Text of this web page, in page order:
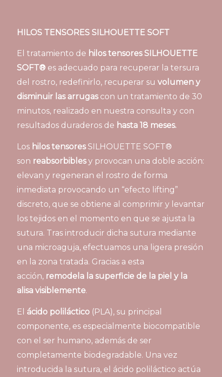
HILOS TENSORES SILHOUETTE SOFT
El tratamiento de hilos tensores SILHOUETTE
SOFT®es adecuado para recuperar la tersura
del rostro, redefinirlo, recuperar su volumen y
disminuir las arrugas con un tratamiento de 30
minutos, realizado en nuestra consulta y con
resultados duraderos de hasta 18 meses.
Los hilos tensoresSILHOUETTE SOFT®
son reabsorbiblesy provocan una doble acción:
elevan y regeneran el rostro de forma
inmediata provocando un “efecto lifting”
discreto, que se obtiene al comprimir y levantar
los tejidos en el momento en que se ajusta la
sutura. Tras introducir dicha sutura mediante
una microaguja, efectuamos una ligera presión
en la zona tratada. Gracias a esta
acción, remodela la superficie de la piel y la
alisa visiblemente.
El ácido poliláctico(PLA), su principal
componente, es especialmente biocompatible
con el ser humano, además de ser
completamente biodegradable. Una vez
introducida la sutura, el ácido poliláctico actúa